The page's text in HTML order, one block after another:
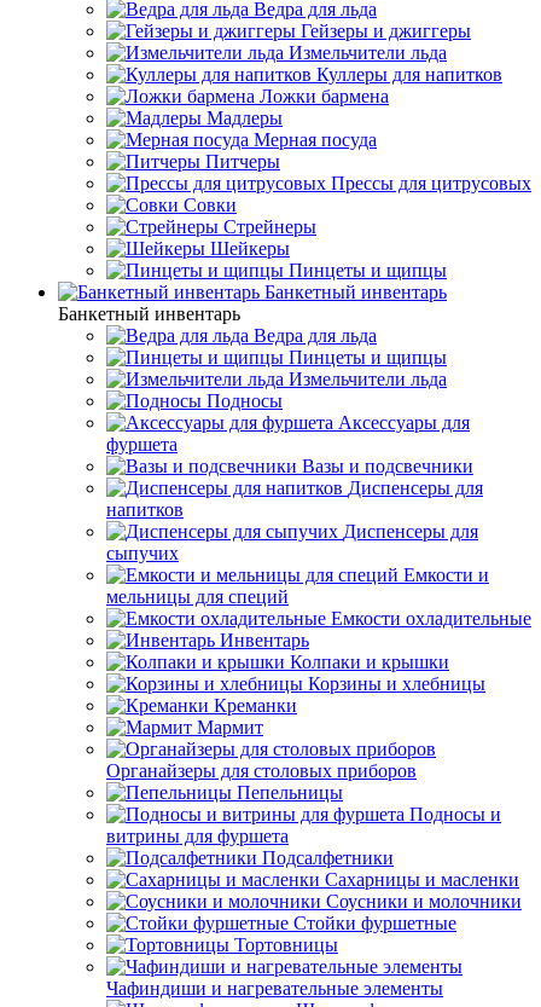
Ведра для льда
Гейзеры и джиггеры
Измельчители льда
Куллеры для напитков
Ложки бармена
Мадлеры
Мерная посуда
Питчеры
Прессы для цитрусовых
Совки
Стрейнеры
Шейкеры
Пинцеты и щипцы
Банкетный инвентарь
Банкетный инвентарь
Ведра для льда
Пинцеты и щипцы
Измельчители льда
Подносы
Аксессуары для
фуршета
Вазы и подсвечники
Диспенсеры для
напитков
Диспенсеры для
сыпучих
Емкости и
мельницы для специй
Емкости охладительные
Инвентарь
Колпаки и крышки
Корзины и хлебницы
Креманки
Мармит
Органайзеры для столовых приборов
Пепельницы
Подносы и
витрины для фуршета
Подсалфетники
Сахарницы и масленки
Соусники и молочники
Стойки фуршетные
Тортовницы
Чафиндиши и нагревательные элементы